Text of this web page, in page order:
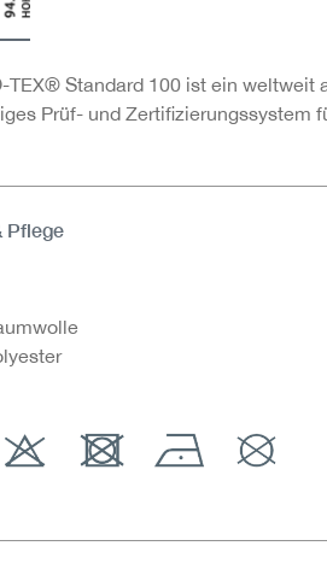
TEX® Standard 100 ist ein weltweit
Prüf- und Zertifizierungssystem
Pflege